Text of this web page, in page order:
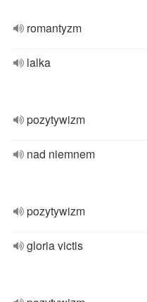
romantyzm
lalka
pozytywizm
nad niemnem
pozytywizm
gloria victis